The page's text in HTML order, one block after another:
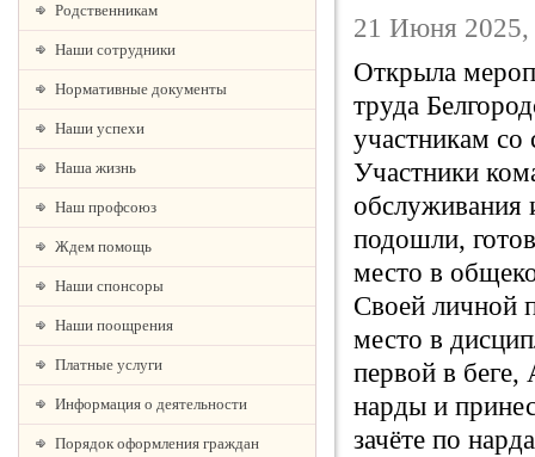
Родственникам
Наши сотрудники
Нормативные документы
Наши успехи
Наша жизнь
Наш профсоюз
Ждем помощь
Наши спонсоры
Наши поощрения
Платные услуги
Информация о деятельности
Порядок оформления граждан
21 Июня 2025,
Открыла
труда
участникам
Участники
обслуживания
подошли,
место в
Своей личной
место в
первой в беге,
нарды и
зачёте по